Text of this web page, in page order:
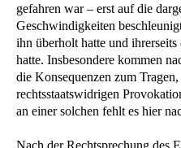
gefahren war – erst auf die
Geschwindigkeiten
ihn überholt hatte und
hatte. Insbesondere kommen
die Konsequenzen zum
rechtsstaatswidrigen
an einer solchen fehlt es hier